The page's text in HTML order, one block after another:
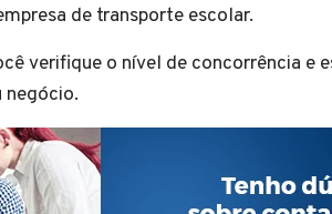
de transporte escolar.
verifique o nível de concorrência e
negócio.